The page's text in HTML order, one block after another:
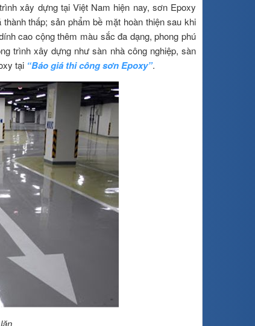
xây dựng tại Việt Nam hiện nay, sơn Epoxy
thấp; sản phẩm bề mặt hoàn thiện sau khi
cao cộng thêm màu sắc đa dạng, phong phú
trình xây dựng như sàn nhà công nghiệp, sàn
tại “Báo giá thi công sơn Epoxy”.